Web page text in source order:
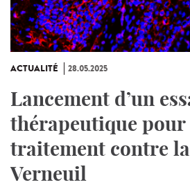
ACTUALITÉ 28.05.2025
Lancement d’un
thérapeutique pour
traitement contre
Verneuil